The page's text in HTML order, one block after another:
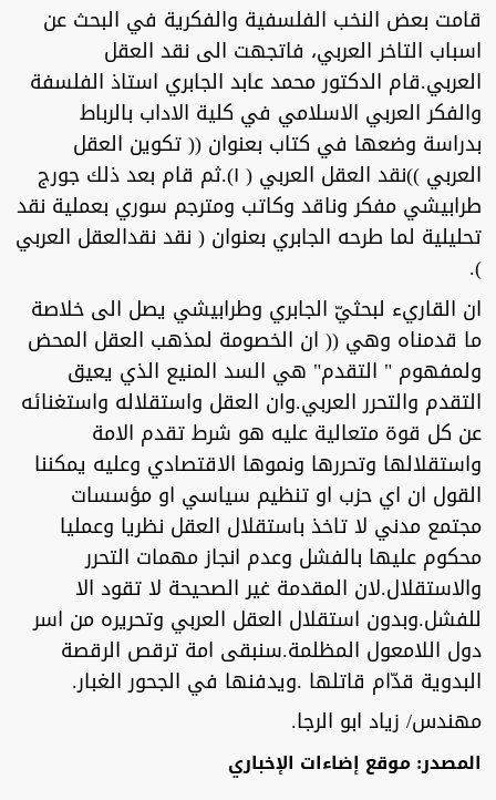
قامت بعض النخب الفلسفية والفكرية في البحث عن
اسباب التاخر العربي، فاتجهت الى نقد العقل
العربي.قام الدكتور محمد عابد الجابري استاذ الفلسفة
والفكر العربي الاسلامي في كلية الاداب بالرباط
بدراسة وضعها في كتاب بعنوان (( تكوين العقل
العربي ))نقد العقل العربي ( ١).ثم قام بعد ذلك جورج
طرابيشي مفكر وناقد وكاتب ومترجم سوري بعملية نقد
تحليلية لما طرحه الجابري بعنوان ( نقد نقدالعقل العربي
).
ان القاريء لبحثيّ الجابري وطرابيشي يصل الى خلاصة
ما قدمناه وهي (( ان الخصومة لمذهب العقل المحض
ولمفهوم " التقدم" هي السد المنيع الذي يعيق
التقدم والتحرر العربي.وان العقل واستقلاله واستغنائه
عن كل قوة متعالية عليه هو شرط تقدم الامة
واستقلالها وتحررها ونموها الاقتصادي وعليه يمكننا
القول ان اي حزب او تنظيم سياسي او مؤسسات
مجتمع مدني لا تاخذ باستقلال العقل نظريا وعمليا
محكوم عليها بالفشل وعدم انجاز مهمات التحرر
والاستقلال.لان المقدمة غير الصحيحة لا تقود الا
للفشل.وبدون استقلال العقل العربي وتحريره من اسر
دول اللامعول المظلمة.سنبقى امة ترقص الرقصة
البدوية قدّام قاتلها .ويدفنها في الجحور الغبار.
مهندس/ زياد ابو الرجا.
المصدر: موقع إضاءات الإخباري